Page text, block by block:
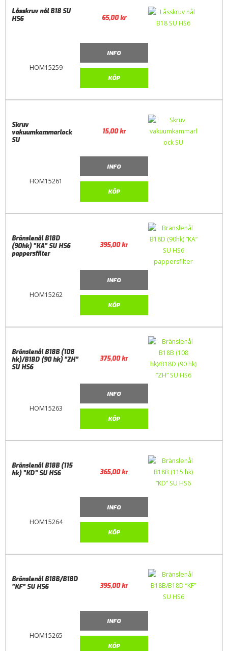
HOM15259
Låsskruv nål B18 SU
HS6
65,00kr
INFO
KÖP
HOM15261
Skruv
vakuumkammarlock
SU
15,00kr
INFO
KÖP
HOM15262
Bränslenål B18D
(90hk) ”KA” SU HS6
pappersfilter
395,00kr
INFO
KÖP
HOM15263
Bränslenål B18B (108
hk)/B18D (90 hk) ”ZH”
SU HS6
375,00kr
INFO
KÖP
HOM15264
Bränslenål B18B (115
hk) ”KD” SU HS6
365,00kr
INFO
KÖP
HOM15265
Bränslenål B18B/B18D
”KF” SU HS6
395,00kr
INFO
KÖP